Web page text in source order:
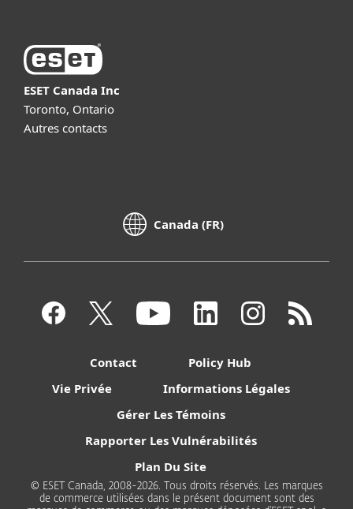
ESET Canada Inc
Toronto, Ontario
Autres contacts
Canada (FR)
Contact
Policy Hub
Vie Privée
Informations Légales
Gérer Les Témoins
Rapporter Les Vulnérabilités
Plan Du Site
© ESET Canada, 2008-2026. Tous droits réservés. Les marques
de commerce utilisées dans le présent document sont des